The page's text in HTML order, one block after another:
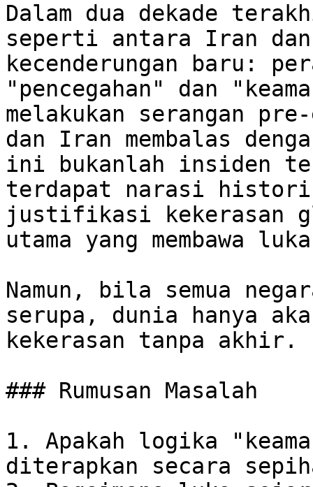
Dalam dua dekade
seperti antara Iran
kecenderungan baru:
"pencegahan" dan
melakukan serangan
dan Iran membalas
ini bukanlah insiden
terdapat narasi historis
justifikasi kekerasan
utama yang membawa
Namun, bila semua
serupa, dunia hanya
kekerasan tanpa akhir.
### Rumusan Masalah
1. Apakah logika
diterapkan secara